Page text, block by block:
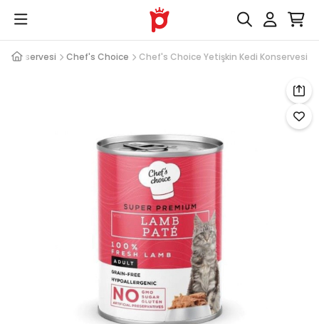
Konservesi Chef's Choice Chef's Choice Yetişkin Kedi Konservesi